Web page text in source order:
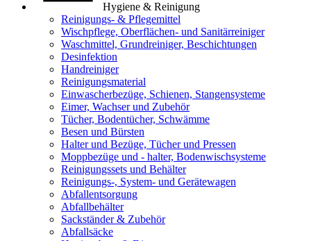
Hygiene & Reinigung
Reinigungs- & Pflegemittel
Wischpflege, Oberflächen- und Sanitärreiniger
Waschmittel, Grundreiniger, Beschichtungen
Desinfektion
Handreiniger
Reinigungsmaterial
Einwascherbezüge, Schienen, Stangensysteme
Eimer, Wachser und Zubehör
Tücher, Bodentücher, Schwämme
Besen und Bürsten
Halter und Bezüge, Tücher und Pressen
Moppbezüge und - halter, Bodenwischsysteme
Reinigungssets und Behälter
Reinigungs-, System- und Gerätewagen
Abfallentsorgung
Abfallbehälter
Sackständer & Zubehör
Abfallsäcke